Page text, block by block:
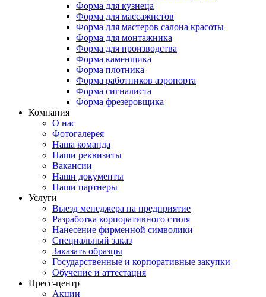
Форма для кузнеца
Форма для массажистов
Форма для мастеров салона красоты
Форма для монтажника
Форма для производства
Форма каменщика
Форма плотника
Форма работников аэропорта
Форма сигналиста
Форма фрезеровщика
Компания
О нас
Фотогалерея
Наша команда
Наши реквизиты
Вакансии
Наши документы
Наши партнеры
Услуги
Выезд менеджера на предприятие
Разработка корпоративного стиля
Нанесение фирменной символики
Специальный заказ
Заказать образцы
Государственные и корпоративные закупки
Обучение и аттестация
Пресс-центр
Акции